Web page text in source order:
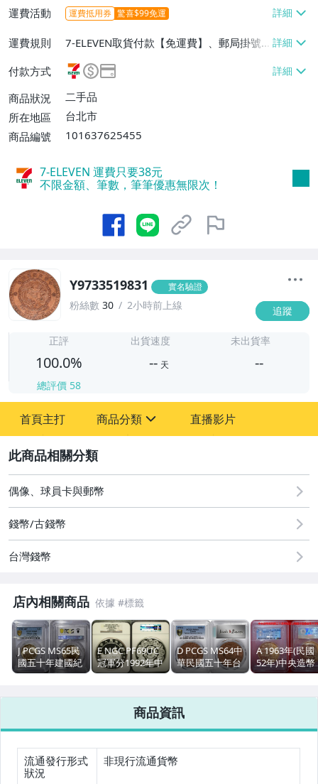
運費活動 運費抵用券 驚喜$99免運
運費規則
7-ELEVEN取貨付款【免運費】、郵局掛號
【免運費】、面交/自取/不寄送【免運費】
付款方式
商品狀況
二手品
所在地區
台北市
商品編號
101637625455
7-ELEVEN 運費只要38元
不限金額、筆數，筆筆優惠無限次！
Y9733519831 實名驗證
粉絲數 30 2小時前上線 追蹤
正評
100.0%
總評價 58
出貨速度
-- 天
未出貨率
--
首頁主打 商品分類
偶像、球員卡與郵幣
直播影片
偶像、球員卡與郵幣
錢幣/古錢幣
台灣錢幣
店內相關商品
J PCGS MS65民
國五十年建國紀
念壹圓銀幣《原
漿》5
E NGC PF69UC
冠軍分1992年中
國生肖幣發行十
紋無噴砂版之二
《珍稀評級幣最
後壹枚/即將清
空》
D PCGS MS64中
華民國五十年台
灣省龍鳳士農工
《歡迎鑑賞冠軍
分/極珍罕二枚
之一》
A 1963年(民國
52年)中央造幣
廠開鑄三十週
鍍金試鑄章大
將難覓其蹤
跡！》
商品資訊
流通發行形式
狀況
非現行流通貨幣